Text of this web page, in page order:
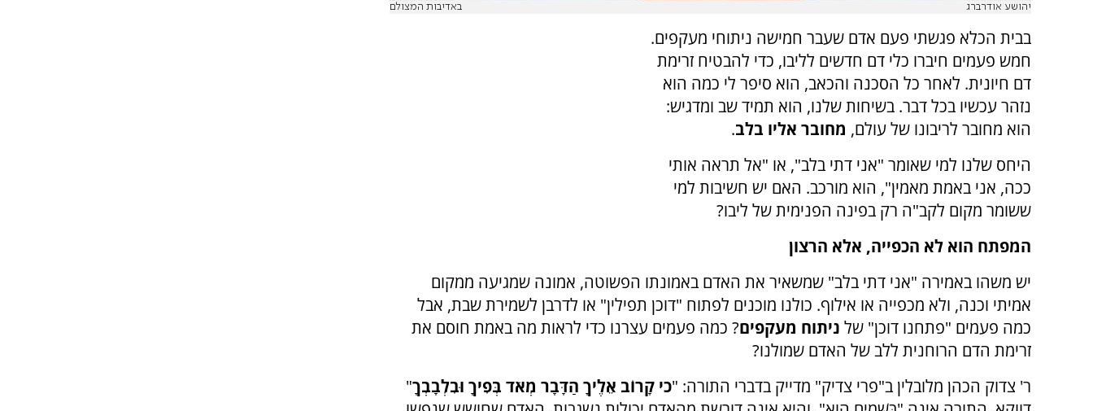
יהושע אודרברג באדיבות המצולם
בבית הכלא פגשתי פעם אדם שעבר חמישה ניתוחי מעקפים.
חמש פעמים חיברו כלי דם חדשים לליבו, כדי להבטיח זרימת
דם חיונית. לאחר כל הסכנה והכאב, הוא סיפר לי כמה הוא
נזהר עכשיו בכל דבר. בשיחות שלנו, הוא תמיד שב ומדגיש:
הוא מחובר לריבונו של עולם, מחובר אליו בלב.
היחס שלנו למי שאומר "אני דתי בלב", או "אל תראה אותי
ככה, אני באמת מאמין", הוא מורכב. האם יש חשיבות למי
ששומר מקום לקב"ה רק בפינה הפנימית של ליבו?
המפתח הוא לא הכפייה, אלא הרצון
יש משהו באמירה "אני דתי בלב" שמשאיר את האדם באמונתו הפשוטה, אמונה שמגיעה ממקום
אמיתי וכנה, ולא מכפייה או אילוף. כולנו מוכנים לפתוח "דוכן תפילין" או לדרבן לשמירת שבת, אבל
כמה פעמים "פתחנו דוכן" של ניתוח מעקפים? כמה פעמים עצרנו כדי לראות מה באמת חוסם את
זרימת הדם הרוחנית ללב של האדם שמולנו?
ר' צדוק הכהן מלובלין ב"פרי צדיק" מדייק בדברי התורה: "כי קָרוֹב אֵלֶיךָ הַדָּבָר מְאֹד בְּפִיךָ וּבִלְבָבְךָ"